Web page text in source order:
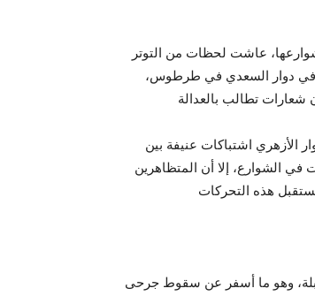
عاشت لحظات من التوتر
في دوار السعدي في طرطوس،
شعارات تطالب بالعدالة
الأزهري اشتباكات عنيفة بين
في الشوارع، إلا أن المتظاهرين
وهو ما أسفر عن سقوط جرحى